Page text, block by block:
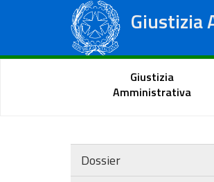
Giustizia
Tribunali
Portale del
Giustizia
Amministrativa
Dossier